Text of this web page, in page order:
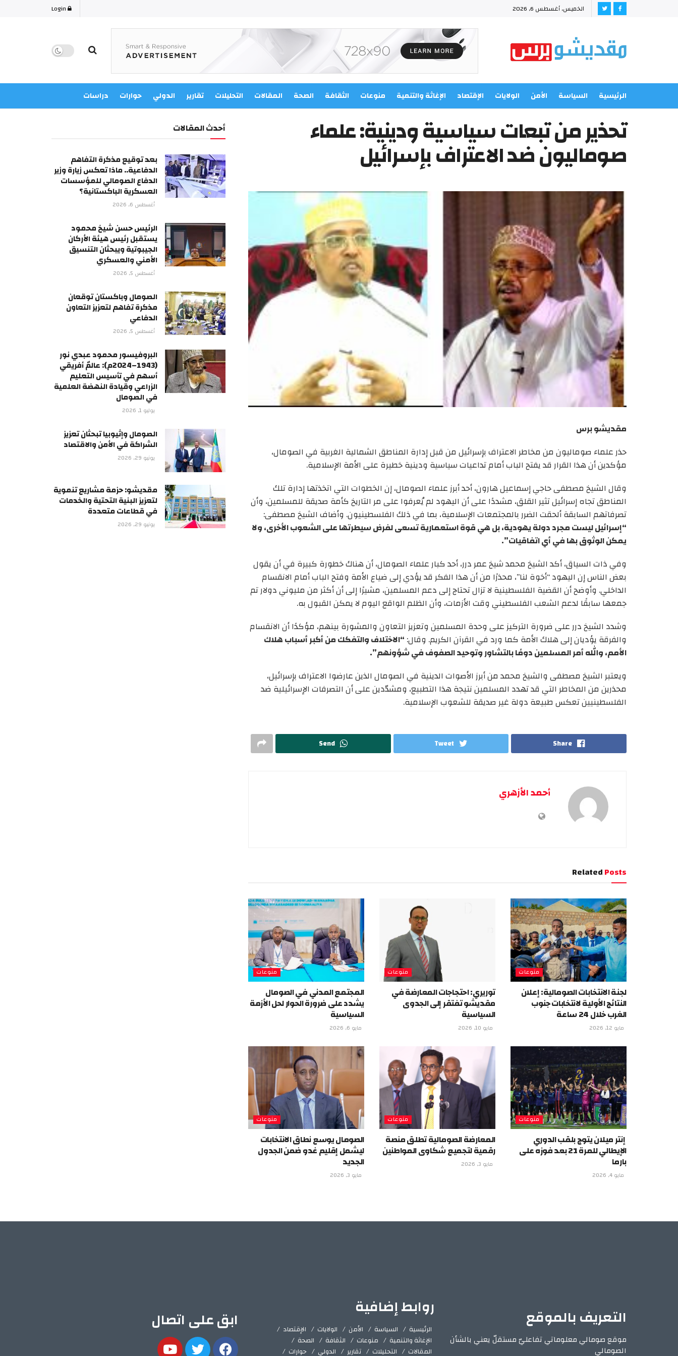
الخميس, أغسطس 6, 2026
الرئيسية السياسة الأمن الولايات الإقتصاد الإغاثة والتنمية منوعات الثقافة الصحة المقالات التحليلات تقارير الدولي حوارات دراسات
تحذير من تبعات سياسية ودينية: علماء
صوماليون ضد الاعتراف بإسرائيل
مقديشو برس
حذر علماء صوماليون من مخاطر الاعتراف بإسرائيل من قبل إدارة المناطق الشمالية الغربية في الصومال،
مؤكدين أن هذا القرار قد يفتح الباب أمام تداعيات سياسية ودينية خطيرة على الأمة الإسلامية.
وقال الشيخ مصطفى حاجي إسماعيل هارون، أحد أبرز علماء الصومال، إن الخطوات التي اتخذتها إدارة تلك
المناطق تجاه إسرائيل تثير القلق، مشددًا على أن اليهود لم يُعرفوا على مر التاريخ كأمة صديقة للمسلمين، وأن
تصرفاتهم السابقة ألحقت الضرر بالمجتمعات الإسلامية، بما في ذلك الفلسطينيون. وأضاف الشيخ مصطفى:
“إسرائيل ليست مجرد دولة يهودية، بل هي قوة استعمارية تسعى لفرض سيطرتها على الشعوب الأخرى، ولا
يمكن الوثوق بها في أي اتفاقيات”.
وفي ذات السياق، أكد الشيخ محمد شيخ عمر درر، أحد كبار علماء الصومال، أن هناك خطورة كبيرة في أن يقول
بعض الناس إن اليهود “أخوة لنا”، محذرًا من أن هذا الفكر قد يؤدي إلى ضياع الأمة وفتح الباب أمام الانقسام
الداخلي. وأوضح أن القضية الفلسطينية لا تزال تحتاج إلى دعم المسلمين، مشيرًا إلى أن أكثر من مليوني دولار تم
جمعها سابقًا لدعم الشعب الفلسطيني وقت الأزمات، وأن الظلم الواقع اليوم لا يمكن القبول به.
وشدد الشيخ درر على ضرورة التركيز على وحدة المسلمين وتعزيز التعاون والمشورة بينهم، مؤكدًا أن الانقسام
والفرقة يؤديان إلى هلاك الأمة كما ورد في القرآن الكريم. وقال: “الاختلاف والتفكك من أكبر أسباب هلاك
الأمم، والله أمر المسلمين دومًا بالتشاور وتوحيد الصفوف في شؤونهم”.
ويعتبر الشيخ مصطفى والشيخ محمد من أبرز الأصوات الدينية في الصومال الذين عارضوا الاعتراف بإسرائيل،
محذرين من المخاطر التي قد تهدد المسلمين نتيجة هذا التطبيع، ومشدّدين على أن التصرفات الإسرائيلية ضد
الفلسطينيين تعكس طبيعة دولة غير صديقة للشعوب الإسلامية.
Share
Tweet
Send
أحمد الأزهري
RelatedPosts
منوعات
لجنة الانتخابات الصومالية: إعلان
النتائج الأولية لانتخابات جنوب
الغرب خلال 24 ساعة
مايو 12, 2026
منوعات
توريري: احتجاجات المعارضة في
مقديشو تفتقر إلى الجدوى
السياسية
مايو 10, 2026
منوعات
المجتمع المدني في الصومال
يشدد على ضرورة الحوار لحل الأزمة
السياسية
مايو 6, 2026
منوعات
إنتر ميلان يتوج بلقب الدوري
الإيطالي للمرة 21 بعد فوزه على
بارما
مايو 4, 2026
منوعات
المعارضة الصومالية تطلق منصة
رقمية لتجميع شكاوى المواطنين
مايو 3, 2026
منوعات
الصومال يوسع نطاق الانتخابات
ليشمل إقليم غدو ضمن الجدول
الجديد
مايو 3, 2026
أحدث المقالات
بعد توقيع مذكرة التفاهم
الدفاعية.. ماذا تعكس زيارة وزير
الدفاع الصومالي للمؤسسات
العسكرية الباكستانية؟
أغسطس 6, 2026
الرئيس حسن شيخ محمود
يستقبل رئيس هيئة الأركان
الجيبوتية ويبحثان التنسيق
الأمني والعسكري
أغسطس 5, 2026
الصومال وباكستان توقعان
مذكرة تفاهم لتعزيز التعاون
الدفاعي
أغسطس 5, 2026
البروفيسور محمود عبدي نور
(1943–2024م): عالمٌ أفريقي
أسهم في تأسيس التعليم
الزراعي وقيادة النهضة العلمية
في الصومال
يوليو 1, 2026
الصومال وإثيوبيا تبحثان تعزيز
الشراكة في الأمن والاقتصاد
يونيو 29, 2026
مقديشو: حزمة مشاريع تنموية
لتعزيز البنية التحتية والخدمات
في قطاعات متعددة
يونيو 29, 2026
التعريف بالموقع
موقع صومالي معلوماتي تفاعليّ مستقلّ يعني بالشأن
الصومالي
روابط إضافية
الرئيسية السياسة الأمن الولايات
الإقتصاد
الإغاثة والتنمية
منوعات الثقافة
الصحة
المقالات
التحليلات تقارير الدولي حوارات
ابق على اتصال